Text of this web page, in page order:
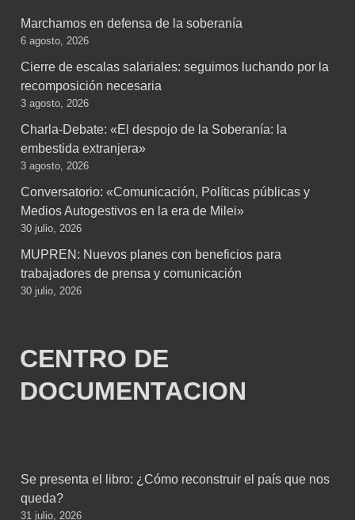
Marchamos en defensa de la soberanía
6 agosto, 2026
Cierre de escalas salariales: seguimos luchando por la
recomposición necesaria
3 agosto, 2026
Charla-Debate: «El despojo de la Soberanía: la
embestida extranjera»
3 agosto, 2026
Conversatorio: «Comunicación, Políticas públicas y
Medios Autogestivos en la era de Milei»
30 julio, 2026
MUPREN: Nuevos planes con beneficios para
trabajadores de prensa y comunicación
30 julio, 2026
CENTRO DE
DOCUMENTACION
Se presenta el libro: ¿Cómo reconstruir el país que nos
queda?
31 julio, 2026